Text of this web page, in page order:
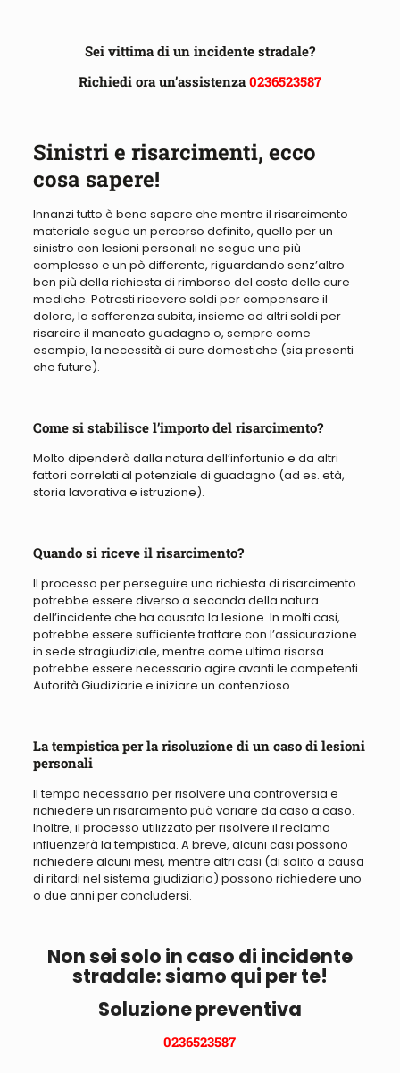
Sei vittima di un incidente stradale?
Richiedi ora un’assistenza 0236523587
Sinistri e risarcimenti, ecco
cosa sapere!
Innanzi tutto è bene sapere che mentre il risarcimento
materiale segue un percorso definito, quello per un
sinistro con lesioni personali ne segue uno più
complesso e un pò differente, riguardando senz’altro
ben più della richiesta di rimborso del costo delle cure
mediche. Potresti ricevere soldi per compensare il
dolore, la sofferenza subita, insieme ad altri soldi per
risarcire il mancato guadagno o, sempre come
esempio, la necessità di cure domestiche (sia presenti
che future).
Come si stabilisce l’importo del risarcimento?
Molto dipenderà dalla natura dell’infortunio e da altri
fattori correlati al potenziale di guadagno (ad es. età,
storia lavorativa e istruzione).
Quando si riceve il risarcimento?
Il processo per perseguire una richiesta di risarcimento
potrebbe essere diverso a seconda della natura
dell’incidente che ha causato la lesione. In molti casi,
potrebbe essere sufficiente trattare con l’assicurazione
in sede stragiudiziale, mentre come ultima risorsa
potrebbe essere necessario agire avanti le competenti
Autorità Giudiziarie e iniziare un contenzioso.
La tempistica per la risoluzione di un caso di lesioni
personali
Il tempo necessario per risolvere una controversia e
richiedere un risarcimento può variare da caso a caso.
Inoltre, il processo utilizzato per risolvere il reclamo
influenzerà la tempistica. A breve, alcuni casi possono
richiedere alcuni mesi, mentre altri casi (di solito a causa
di ritardi nel sistema giudiziario) possono richiedere uno
o due anni per concludersi.
Non sei solo in caso di incidente
stradale: siamo qui per te!
Soluzione preventiva
0236523587